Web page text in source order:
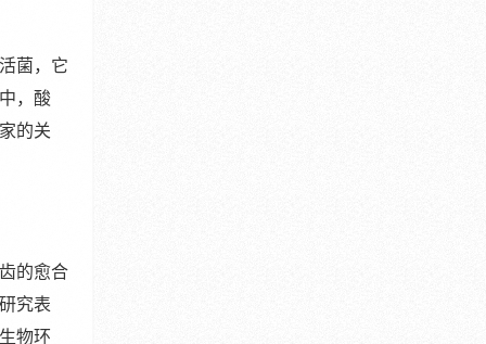
菌，它
，酸
的关
的愈合
究表
物环